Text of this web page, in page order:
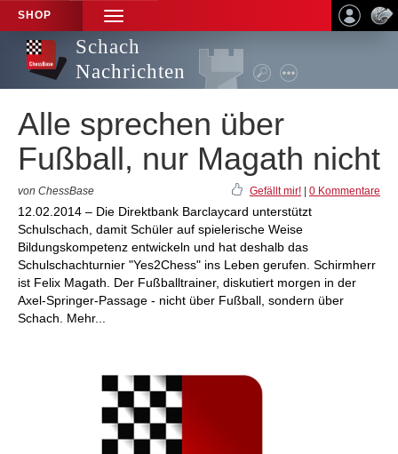
SHOP
TOGGLE
NAVIGATION
Schach
Nachrichten
Alle sprechen über
Fußball, nur Magath nicht
von ChessBase Gefällt mir! 0 Kommentare
12.02.2014 – Die Direktbank Barclaycard unterstützt
Schulschach, damit Schüler auf spielerische Weise
Bildungskompetenz entwickeln und hat deshalb das
Schulschachturnier "Yes2Chess" ins Leben gerufen. Schirmherr
ist Felix Magath. Der Fußballtrainer, diskutiert morgen in der
Axel-Springer-Passage - nicht über Fußball, sondern über
Schach. Mehr...